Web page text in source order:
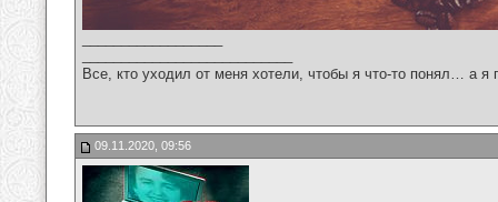
Все, кто уходил от меня хотели, чтобы я что-то понял… а
09.11.2020, 09:56